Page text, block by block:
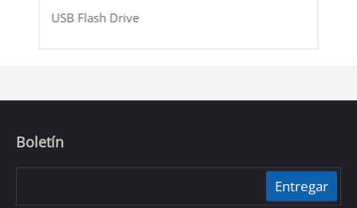
USB Flash Drive
Boletín
Entregar